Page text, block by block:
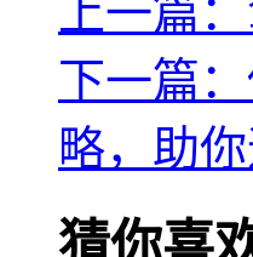
上一篇
下一篇
略，助
猜你喜